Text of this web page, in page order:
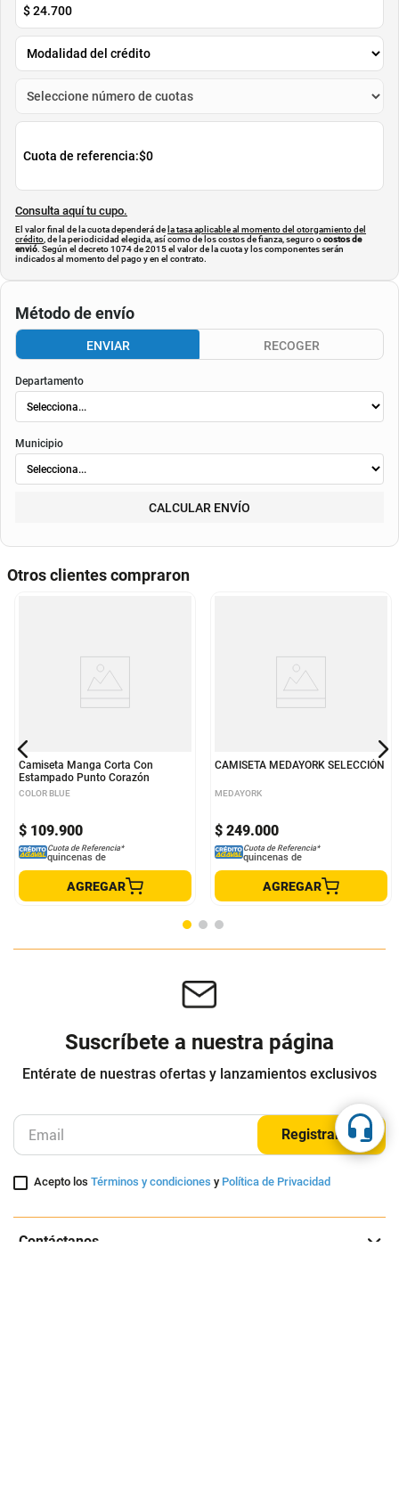
Cuota de Referencia*
AGREGAR
Simula tu cuota
Cuota de referencia:$0
Consulta aquí tu cupo.
El valor final de la cuota dependerá de
la tasa aplicable al momento del otorgamiento del
crédito, de la periodicidad elegida, así como de los costos de fianza, seguro ocostos de
indicados al momento del pago y en el contrato.
Método de envío
ENVIAR
Municipio
Camiseta Manga Corta Con
Estampado Punto Corazón
$ 109.900
CAMISETA MEDAYORK SELECCIÓN
$ 249.000